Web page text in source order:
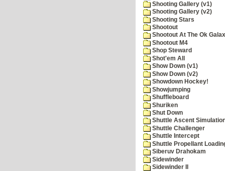
Shooting Gallery (v1)
Shooting Gallery (v2)
Shooting Stars
Shootout
Shootout At The Ok
Shootout M4
Shop Steward
Shot'em All
Show Down (v1)
Show Down (v2)
Showdown Hockey!
Showjumping
Shuffleboard
Shuriken
Shut Down
Shuttle Ascent
Shuttle Challenger
Shuttle Intercept
Shuttle Propellant
Siberuv Drahokam
Sidewinder
Sidewinder II